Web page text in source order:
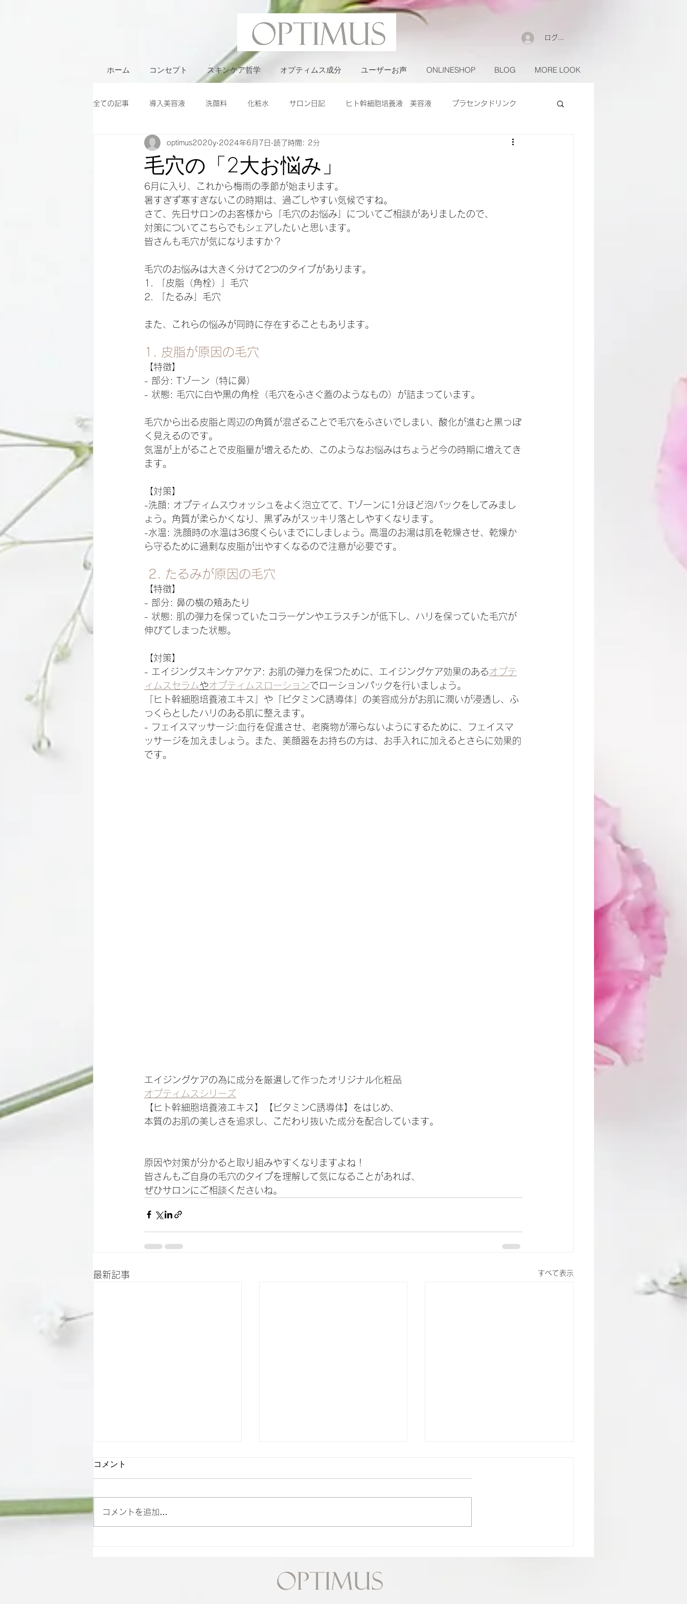
ログイン
ホーム コンセプト スキンケア哲学 オプティムス成分 ユーザーお声 ONLINESHOP BLOG MORE LOOK
全ての記事 導入美容液 洗顔料 化粧水 サロン日記 ヒト幹細胞培養液 美容液 プラセンタドリンク
毛穴の「2大お悩み」
optimus2020y 2024年6月7日 読了時間: 2分
6月に入り、これから梅雨の季節が始まります。
暑すぎず寒すぎないこの時期は、過ごしやすい気候ですね。
さて、先日サロンのお客様から「毛穴のお悩み」についてご相談がありましたので、
対策についてこちらでもシェアしたいと思います。
皆さんも毛穴が気になりますか？
毛穴のお悩みは大きく分けて2つのタイプがあります。
1. 「皮脂（角栓）」毛穴
2. 「たるみ」毛穴
また、これらの悩みが同時に存在することもあります。
1. 皮脂が原因の毛穴
【特徴】
- 部分: Tゾーン（特に鼻）
- 状態: 毛穴に白や黒の角栓（毛穴をふさぐ蓋のようなもの）が詰まっています。
毛穴から出る皮脂と周辺の角質が混ざることで毛穴をふさいでしまい、酸化が進むと黒っぽ
く見えるのです。
気温が上がることで皮脂量が増えるため、このようなお悩みはちょうど今の時期に増えてき
ます。
【対策】
-洗顔: オプティムスウォッシュをよく泡立てて、Tゾーンに1分ほど泡パックをしてみまし
ょう。角質が柔らかくなり、黒ずみがスッキリ落としやすくなります。
-水温: 洗顔時の水温は36度くらいまでにしましょう。高温のお湯は肌を乾燥させ、乾燥か
ら守るために過剰な皮脂が出やすくなるので注意が必要です。
2. たるみが原因の毛穴
【特徴】
- 部分: 鼻の横の頬あたり
- 状態: 肌の弾力を保っていたコラーゲンやエラスチンが低下し、ハリを保っていた毛穴が
伸びてしまった状態。
【対策】
- エイジングスキンケアケア: お肌の弾力を保つために、エイジングケア効果のある オプテ
ィムスセラムやオプティムスローションでローションパックを行いましょう。
「ヒト幹細胞培養液エキス」や「ビタミンC誘導体」の美容成分がお肌に潤いが浸透し、ふ
っくらとしたハリのある肌に整えます。
- フェイスマッサージ:血行を促進させ、老廃物が滞らないようにするために、フェイスマ
ッサージを加えましょう。また、美顔器をお持ちの方は、お手入れに加えるとさらに効果的
です。
エイジングケアの為に成分を厳選して作ったオリジナル化粧品
オプティムスシリーズ
【ヒト幹細胞培養液エキス】【ビタミンC誘導体】をはじめ、
本質のお肌の美しさを追求し、こだわり抜いた成分を配合しています。
原因や対策が分かると取り組みやすくなりますよね！
皆さんもご自身の毛穴のタイプを理解して気になることがあれば、
ぜひサロンにご相談くださいね。
最新記事 すべて表示
コメント
コメントを追加…